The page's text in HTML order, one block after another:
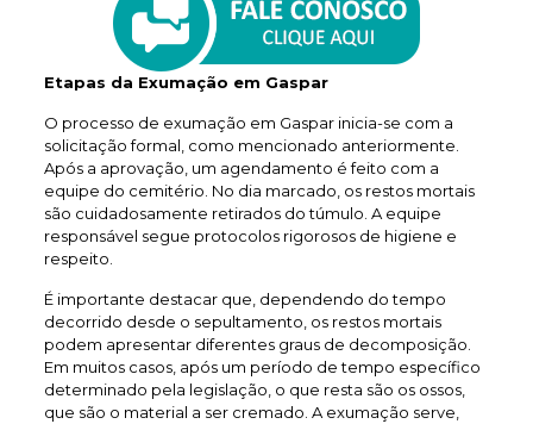
Etapas da Exumação em Gaspar
O processo de exumação em Gaspar inicia-se com a
solicitação formal, como mencionado anteriormente.
Após a aprovação, um agendamento é feito com a
equipe do cemitério. No dia marcado, os restos mortais
são cuidadosamente retirados do túmulo. A equipe
responsável segue protocolos rigorosos de higiene e
respeito.
É importante destacar que, dependendo do tempo
decorrido desde o sepultamento, os restos mortais
podem apresentar diferentes graus de decomposição.
Em muitos casos, após um período de tempo específico
determinado pela legislação, o que resta são os ossos,
que são o material a ser cremado. A exumação serve,